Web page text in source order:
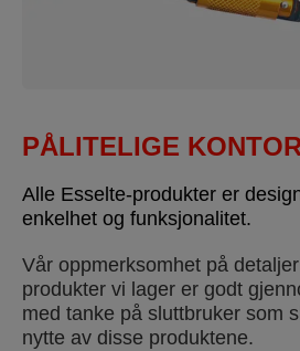
PÅLITELIGE
Alle Esselte-produkter er
enkelhet og funksjonalitet.
Vår oppmerksomhet på
produkter vi lager er godt
med tanke på sluttbruker som
nytte av disse produktene.